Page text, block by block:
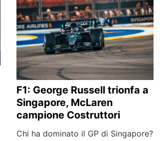
F1: George Russell trionfa a
Singapore, McLaren
campione Costruttori
Chi ha dominato il GP di Singapore?